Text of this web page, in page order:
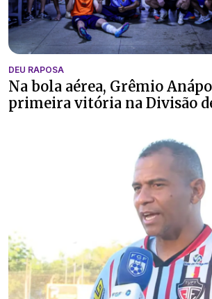
DEU RAPOSA
Na bola aérea, Grêmio
primeira vitória na Divisão